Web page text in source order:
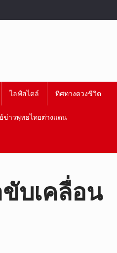
ไลฟ์สไตล์ ทิศทางดวงชีวิต
ข่าวพุทธไทยต่างแดน
ขับเคลื่อน